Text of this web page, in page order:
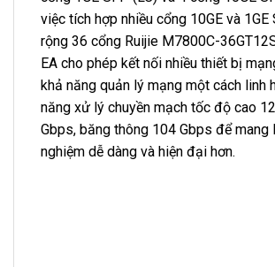
việc tích hợp nhiều cổng 10GE và 1GE
rộng 36 cổng Ruijie M7800C-
EA cho phép kết nối nhiều thiết bị
khả năng quản lý mạng một cách linh
năng xử lý chuyền mạch tốc độ cao
Gbps, băng thông 104 Gbps để mang
nghiệm dễ dàng và hiện đại hơn.